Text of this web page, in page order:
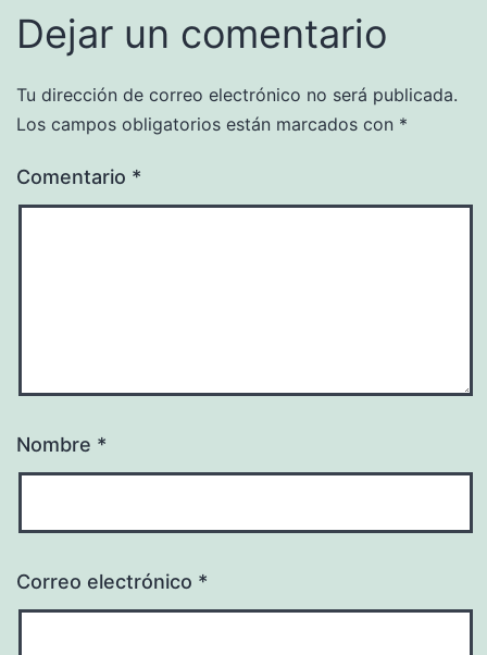
Dejar un comentario
Tu dirección de correo electrónico no será publicada.
Los campos obligatorios están marcados con *
Comentario *
Nombre *
Correo electrónico *